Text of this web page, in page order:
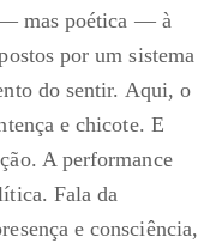
— mas poética — à
por um sistema
do sentir. Aqui, o
e chicote. E
A performance
Fala da
e consciência,